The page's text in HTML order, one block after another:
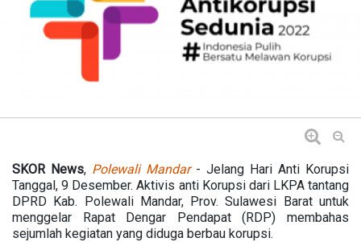
SKOR News, Polewali Mandar- Jelang Hari Anti Korupsi
Tanggal, 9 Desember. Aktivis anti Korupsi dari LKPA tantang
DPRD Kab. Polewali Mandar, Prov. Sulawesi Barat untuk
menggelar Rapat Dengar Pendapat (RDP) membahas
sejumlah kegiatan yang diduga berbau korupsi.